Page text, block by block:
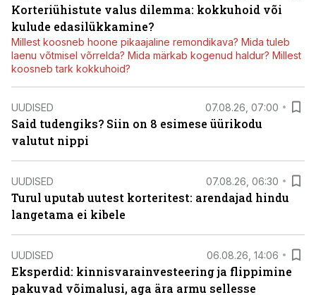
Korteriühistute valus dilemma: kokkuhoid või
kulude edasilükkamine?
Millest koosneb hoone pikaajaline remondikava? Mida tuleb
laenu võtmisel võrrelda? Mida märkab kogenud haldur? Millest
koosneb tark kokkuhoid?
UUDISED 07.08.26, 07:00
Said tudengiks? Siin on 8 esimese üürikodu
valutut nippi
UUDISED 07.08.26, 06:30
Turul uputab uutest korteritest: arendajad hindu
langetama ei kibele
UUDISED 06.08.26, 14:06
Eksperdid: kinnisvarainvesteering ja flippimine
pakuvad võimalusi, aga ära armu sellesse